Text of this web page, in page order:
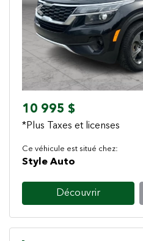
Previous
10 995 $
*Plus Taxes et licenses
Ce véhicule est situé chez:
Style Auto
Découvrir